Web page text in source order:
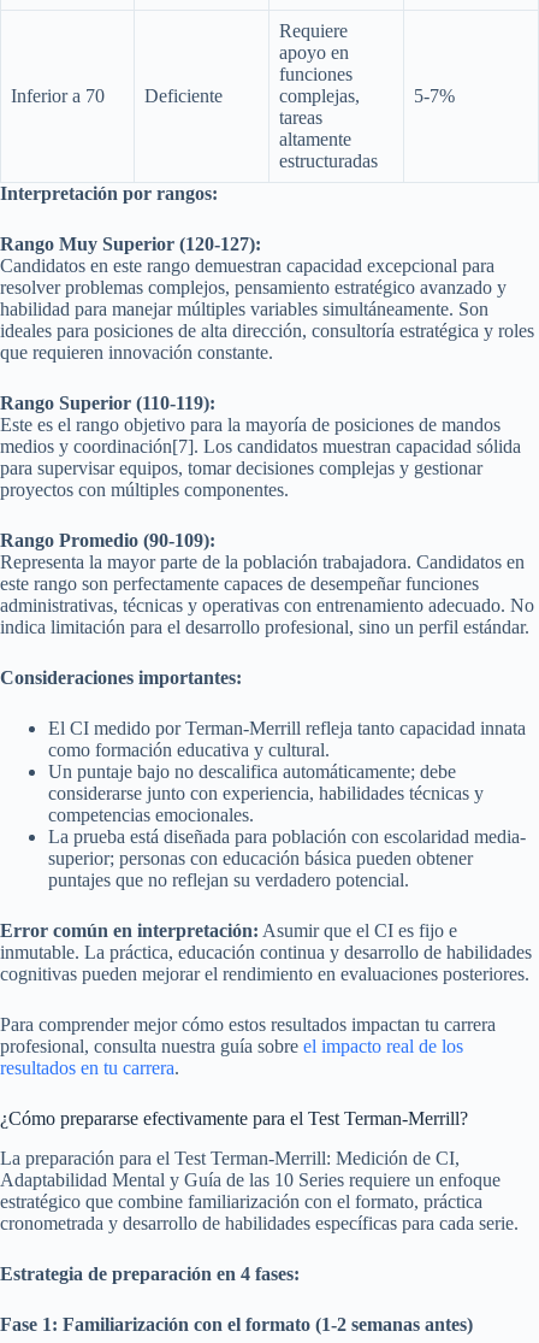
Inferior a 70 Deficiente
Requiere
apoyo en
funciones
complejas,
tareas
altamente
estructuradas
5-7%
Interpretación por rangos:
Rango Muy Superior (120-127):
Candidatos en este rango demuestran capacidad excepcional para
resolver problemas complejos, pensamiento estratégico avanzado y
habilidad para manejar múltiples variables simultáneamente. Son
ideales para posiciones de alta dirección, consultoría estratégica y roles
que requieren innovación constante.
Rango Superior (110-119):
Este es el rango objetivo para la mayoría de posiciones de mandos
medios y coordinación[7]. Los candidatos muestran capacidad sólida
para supervisar equipos, tomar decisiones complejas y gestionar
proyectos con múltiples componentes.
Rango Promedio (90-109):
Representa la mayor parte de la población trabajadora. Candidatos en
este rango son perfectamente capaces de desempeñar funciones
administrativas, técnicas y operativas con entrenamiento adecuado. No
indica limitación para el desarrollo profesional, sino un perfil estándar.
Consideraciones importantes:
El CI medido por Terman-Merrill refleja tanto capacidad innata
como formación educativa y cultural.
Un puntaje bajo no descalifica automáticamente; debe
considerarse junto con experiencia, habilidades técnicas y
competencias emocionales.
La prueba está diseñada para población con escolaridad media-
superior; personas con educación básica pueden obtener
puntajes que no reflejan su verdadero potencial.
Error común en interpretación: Asumir que el CI es fijo e
inmutable. La práctica, educación continua y desarrollo de habilidades
cognitivas pueden mejorar el rendimiento en evaluaciones posteriores.
Para comprender mejor cómo estos resultados impactan tu carrera
profesional, consulta nuestra guía sobre el impacto real de los
resultados en tu carrera.
¿Cómo prepararse efectivamente para el Test Terman-Merrill?
La preparación para el Test Terman-Merrill: Medición de CI,
Adaptabilidad Mental y Guía de las 10 Series requiere un enfoque
estratégico que combine familiarización con el formato, práctica
cronometrada y desarrollo de habilidades específicas para cada serie.
Estrategia de preparación en 4 fases:
Fase 1: Familiarización con el formato (1-2 semanas antes)